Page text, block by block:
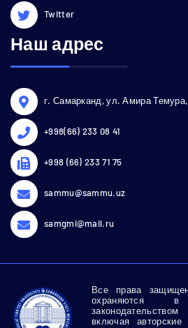
Twitter
Наш адрес
г. Самарканд, ул. Амира Темура,
+998(66) 233 08 41
+998 (66) 233 71 75
sammu@sammu.uz
samgmi@mail.ru
Все права
охраняются
включая